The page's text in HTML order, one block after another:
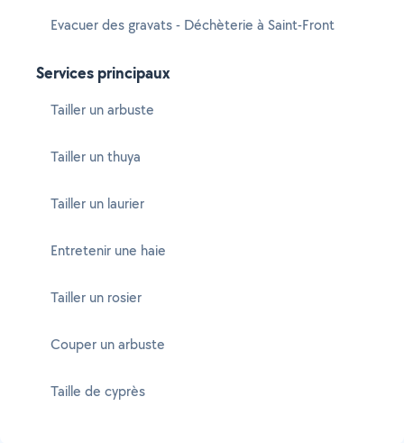
Evacuer des gravats - Déchèterie à Saint-Front
Services principaux
Tailler un arbuste
Tailler un thuya
Tailler un laurier
Entretenir une haie
Tailler un rosier
Couper un arbuste
Taille de cyprès